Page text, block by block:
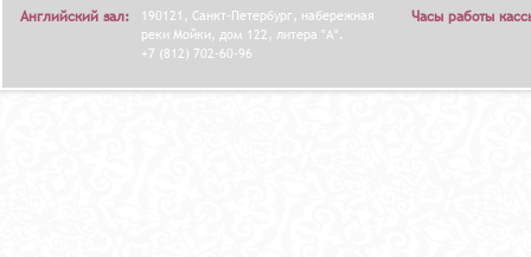
Английский зал:
190121, Санкт-Петербург, набережная
реки Мойки, дом 122, литера "А".
+7 (812) 702-60-96
Часы работы